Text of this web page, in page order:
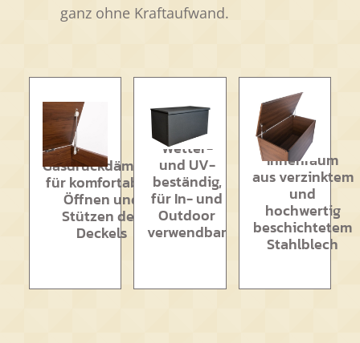
ganz ohne Kraftaufwand.
Gasdruckdämpfer
für komfortables
Öffnen und
Stützen des
Deckels
Wetter-
und UV-
beständig,
für In- und
Outdoor
verwendbar
Innenraum
aus verzinktem
und
hochwertig
beschichtetem
Stahlblech